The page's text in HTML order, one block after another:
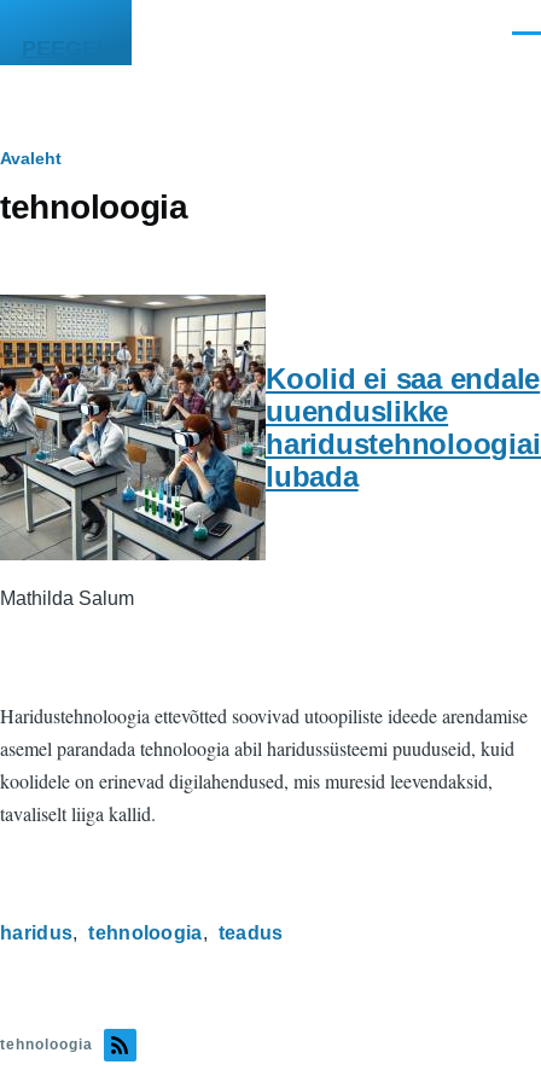
PEEGEL
Leivapuru
Avaleht
tehnoloogia
Koolid ei saa endale
uuenduslikke
lubada
Mathilda Salum
Haridustehnoloogia ettevõtted soovivad utoopiliste ideede arendamise
asemel parandada tehnoloogia abil haridussüsteemi puuduseid, kuid
koolidele on erinevad digilahendused, mis muresid leevendaksid,
tavaliselt liiga kallid.
haridus tehnoloogia teadus
tehnoloogia